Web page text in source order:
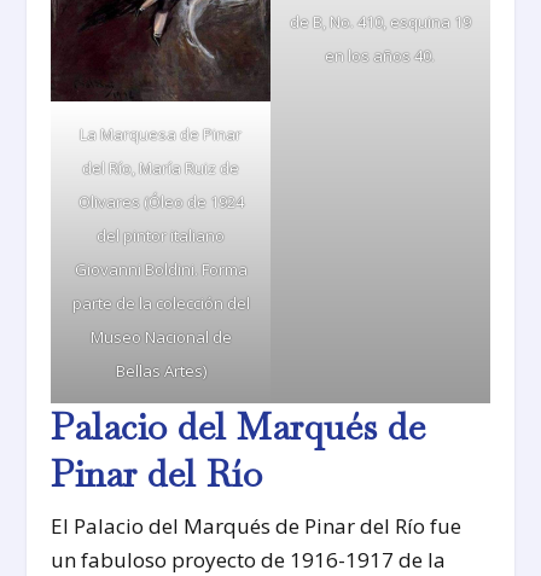
La Marquesa de Pinar
del Río, María Ruiz de
Olivares (Óleo de 1924
del pintor italiano
Giovanni Boldini. Forma
parte de la colección del
Museo Nacional de
Bellas Artes)
de B, No. 410, esquina 19
en los años 40.
Palacio del Marqués de
Pinar del Río
El Palacio del Marqués de Pinar del Río fue
un fabuloso proyecto de 1916-1917 de la